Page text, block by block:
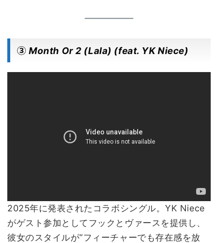
③Month Or 2 (Lala) (feat. YK Niece)
2025年に発表されたコラボシングル。YK Niece
がゲスト参加としてフックとヴァースを提供し、
彼女のスタイルが“フィーチャーでも存在感を放